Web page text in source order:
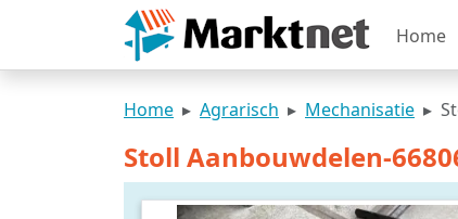
Home
Home Agrarisch Mechanisatie
Stoll Aanbouwdelen-